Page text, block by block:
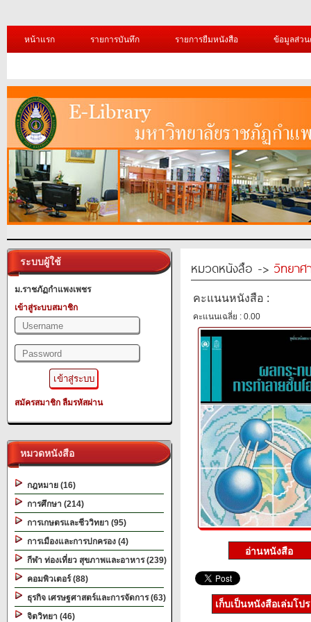
หน้าแรก รายการบันทึก รายการยืมหนังสือ ข้อมูลส่ว
ระบบผู้ใช้
ม.ราชภัฏกำแพงเพชร
เข้าสู่ระบบสมาชิก
สมัครสมาชิก ลืมรหัสผ่าน
หมวดหนังสือ
กฎหมาย (16)
การศึกษา (214)
การเกษตรและชีววิทยา (95)
การเมืองและการปกครอง (4)
กีฬา ท่องเที่ยว สุขภาพและอาหาร (239)
คอมพิวเตอร์ (88)
ธุรกิจ เศรษฐศาสตร์และการจัดการ (63)
จิตวิทยา (46)
หมวดหนังสือ -> วิทยาศ
คะแนนหนังสือ :
คะแนนเฉลี่ย : 0.00
เก็บเป็นหนังสือเล่มโป